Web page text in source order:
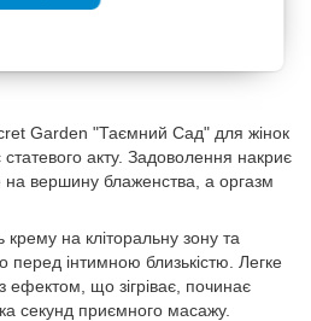
Garden "Таємний Сад" для жінок
акту. Задоволення накриє
вершину блаженства, а оргазм
крему на кліторальну зону та
перед інтимною близькістю. Легке
ефектом, що зігріває, починає
секунд приємного масажу.